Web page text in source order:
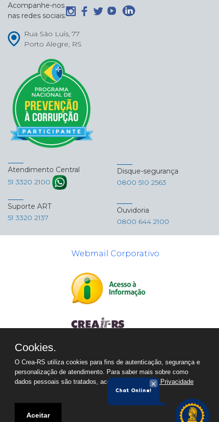
Acompanhe-nos
nas redes sociais:
Rua São Luís, 77
Porto Alegre, RS
Atendimento Central
51 3320 2100
Disque-segurança
0800 510 2563
Suporte ART
51 3320 2137
Ouvidoria
0800 644 2100
Webmail Corporativo
Chat Online!
Cookies.
O Crea-RS utiliza cookies para fins de autenticação, segurança e
personalização de atendimento. Para saber mais sobre como
dados pessoais são tratados, acesse a
Política de Privacidade
Aceitar